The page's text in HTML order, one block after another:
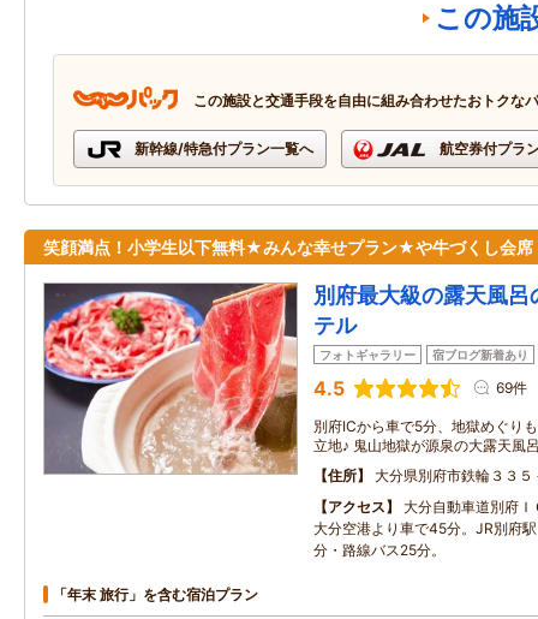
この施
この施設と交通手段を自由に組み合わせたおトクな
新幹線/特急付プラン一覧へ 航空券付プラ
笑顔満点！小学生以下無料★みんな幸せプラン★や牛づくし会席
別府最大級の露天風
テル
フォトギャラリー 宿ブログ新着あり
4.5 69件
別府ICから車で5分、地獄めぐり
立地♪ 鬼山地獄が源泉の大露天風
住所
大分県別府市鉄輪３３５
アクセス
大分自動車道別府
大分空港より車で45分。JR別府
分・路線バス25分。
「年末 旅行」を含む宿泊プラン